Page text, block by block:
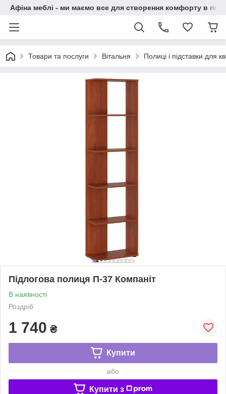
Афіна меблі - ми маємо все для створення комфорту в
Товари та послуги Вітальня Полиці і підставки для
Підлогова полиця П-37 Компаніт
В наявності
Роздріб
1 740 ₴
Купити
або
Купити з